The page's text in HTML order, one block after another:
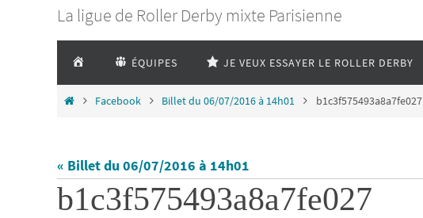
La ligue de Roller Derby mixte Parisienne
vers
le
contenu
ACCUEIL ÉQUIPES JE VEUX ESSAYER LE ROLLER DERBY
HomeFacebook Billet du 06/07/2016 à 14h01 b1c3f575493a8a7fe027
« Billet du 06/07/2016 à 14h01
b1c3f575493a8a7fe027